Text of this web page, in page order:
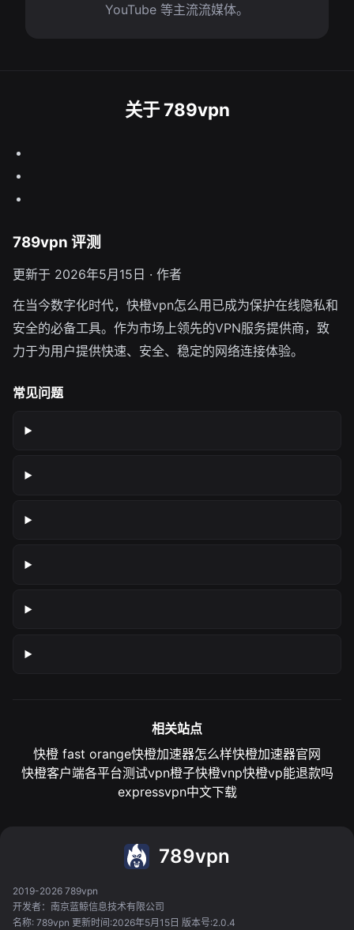
YouTube 等主流流媒体。
关于 789vpn
789vpn 评测
更新于 2026年5月15日 · 作者
在当今数字化时代，快橙vpn怎么用已成为保护在线隐私和
安全的必备工具。作为市场上领先的VPN服务提供商，致
力于为用户提供快速、安全、稳定的网络连接体验。
常见问题
相关站点
快橙 fast orange快橙加速器怎么样快橙加速器官网
快橙客户端各平台测试vpn橙子快橙vnp快橙vp能退款吗
expressvpn中文下载
789vpn
2019-2026 789vpn
开发者：南京蓝鲸信息技术有限公司
名称: 789vpn 更新时间:2026年5月15日 版本号:2.0.4